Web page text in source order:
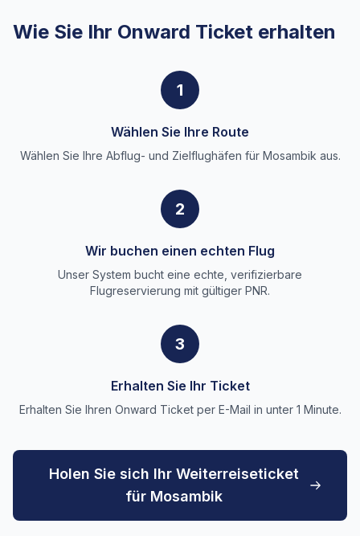
Wie Sie Ihr Onward Ticket erhalten
1
Wählen Sie Ihre Route
Wählen Sie Ihre Abflug- und Zielflughäfen für Mosambik aus.
2
Wir buchen einen echten Flug
Unser System bucht eine echte, verifizierbare
Flugreservierung mit gültiger PNR.
3
Erhalten Sie Ihr Ticket
Erhalten Sie Ihren Onward Ticket per E-Mail in unter 1 Minute.
Holen Sie sich Ihr Weiterreiseticket
für Mosambik